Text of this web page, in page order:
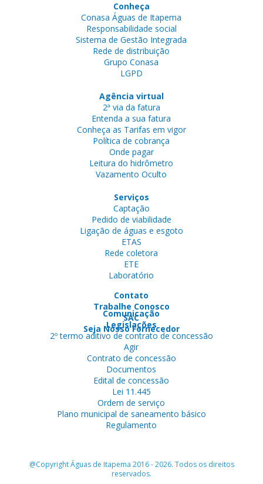
Conheça
Conasa Águas de Itapema
Responsabilidade social
Sistema de Gestão Integrada
Rede de distribuição
Grupo Conasa
LGPD
Agência virtual
2ª via da fatura
Entenda a sua fatura
Conheça as Tarifas em vigor
Política de cobrança
Onde pagar
Leitura do hidrômetro
Vazamento Oculto
Serviços
Captação
Pedido de viabilidade
Ligação de águas e esgoto
ETAS
Rede coletora
ETE
Laboratório
Contato
Trabalhe Conosco
SAC
Seja Nosso Fornecedor
Comunicação
Legislações
2º termo aditivo de contrato de concessão
Agir
Contrato de concessão
Documentos
Edital de concessão
Lei 11.445
Ordem de serviço
Plano municipal de saneamento básico
Regulamento
@Copyright Águas de Itapema 2016 - 2026. Todos os direitos
reservados.